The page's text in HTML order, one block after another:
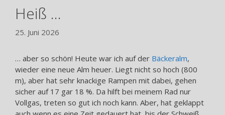
Heiß …
25. Juni 2026
… aber so schön! Heute war ich auf der Bäckeralm,
wieder eine neue Alm heuer. Liegt nicht so hoch (800
m), aber hat sehr knackige Rampen mit dabei, gehen
sicher auf 17 gar 18 %. Da hilft bei meinem Rad nur
Vollgas, treten so gut ich noch kann. Aber, hat geklappt